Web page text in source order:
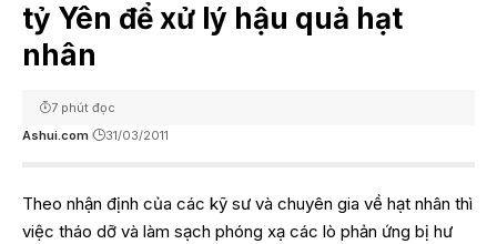
tỷ Yên để xử lý hậu quả hạt
nhân
Ashui.com 31/03/2011
7 phút đọc
Theo nhận định của các kỹ sư và chuyên gia về hạt nhân thì
việc tháo dỡ và làm sạch phóng xạ các lò phản ứng bị hư